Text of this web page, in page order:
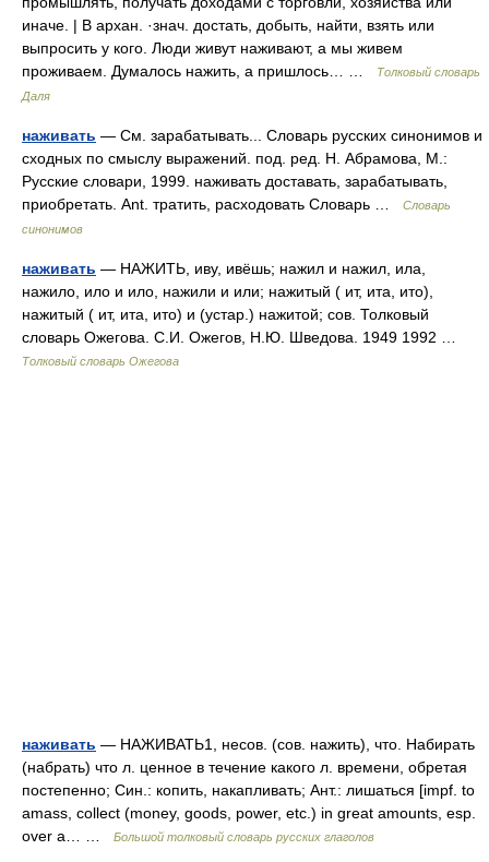
иначе. | В архан. ·знач. достать, добыть, найти, взять или
выпросить у кого. Люди живут наживают, а мы живем
проживаем. Думалось нажить, а пришлось… …
Толковый словарь
Даля
наживать — См. зарабатывать... Словарь русских синонимов и
сходных по смыслу выражений. под. ред. Н. Абрамова, М.:
Русские словари, 1999. наживать доставать, зарабатывать,
приобретать. Ant. тратить, расходовать Словарь …
Словарь
синонимов
наживать — НАЖИТЬ, иву, ивёшь; нажил и нажил, ила,
нажило, ило и ило, нажили и или; нажитый ( ит, ита, ито),
нажитый ( ит, ита, ито) и (устар.) нажитой; сов. Толковый
словарь Ожегова. С.И. Ожегов, Н.Ю. Шведова. 1949 1992 …
Толковый словарь Ожегова
наживать — НАЖИВАТЬ1, несов. (сов. нажить), что. Набирать
(набрать) что л. ценное в течение какого л. времени, обретая
постепенно; Син.: копить, накапливать; Ант.: лишаться [impf. to
amass, collect (money, goods, power, etc.) in great amounts, esp.
over a… …
Большой толковый словарь русских глаголов